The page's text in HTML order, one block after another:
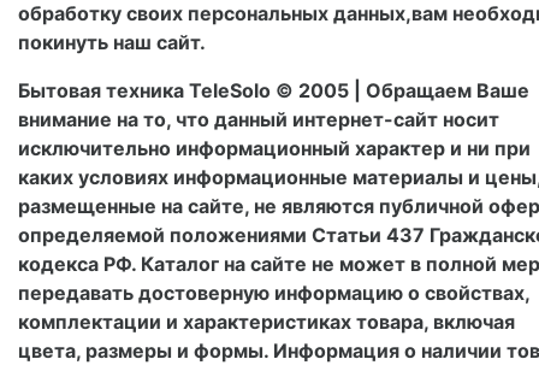
обработку своих персональных данных,вам
покинуть наш сайт.
Бытовая техника TeleSolo © 2005 | Обращаем Ваше
внимание на то, что данный интернет-сайт носит
исключительно информационный характер и ни при
каких условиях информационные материалы и
размещенные на сайте, не являются публичной
определяемой положениями Статьи 437
кодекса РФ. Каталог на сайте не может в полной
передавать достоверную информацию о свойствах,
комплектации и характеристиках товара, включая
цвета, размеры и формы. Информация о наличии